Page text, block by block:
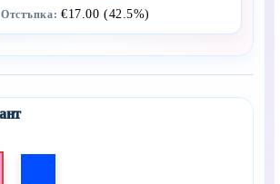
Отстъпка: €17.00 (42.5%)